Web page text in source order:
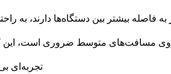
به فاصله بیشتر بین دستگاه‌ها دارند، به
تجربه‌ای